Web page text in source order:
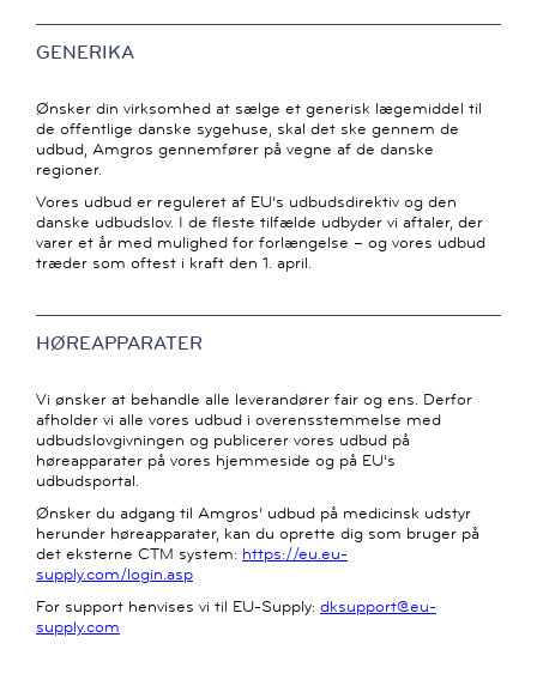
GENERIKA
Ønsker din virksomhed at sælge et generisk lægemiddel til
de offentlige danske sygehuse, skal det ske gennem de
udbud, Amgros gennemfører på vegne af de danske
regioner.
Vores udbud er reguleret af EU’s udbudsdirektiv og den
danske udbudslov. I de fleste tilfælde udbyder vi aftaler, der
varer et år med mulighed for forlængelse – og vores udbud
træder som oftest i kraft den 1. april.
HØREAPPARATER
Vi ønsker at behandle alle leverandører fair og ens. Derfor
afholder vi alle vores udbud i overensstemmelse med
udbudslovgivningen og publicerer vores udbud på
høreapparater på vores hjemmeside og på EU's
udbudsportal.
Ønsker du adgang til Amgros’ udbud på medicinsk udstyr
herunder høreapparater, kan du oprette dig som bruger på
det eksterne CTM system: https://eu.eu-
supply.com/login.asp
For support henvises vi til EU-Supply: dksupport@eu-
supply.com